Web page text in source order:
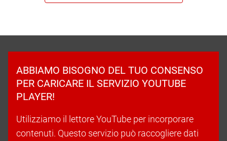
ABBIAMO BISOGNO DEL TUO CONSENSO
PER CARICARE IL SERVIZIO YOUTUBE
PLAYER!
Utilizziamo il lettore YouTube per incorporare
contenuti. Questo servizio può raccogliere dati